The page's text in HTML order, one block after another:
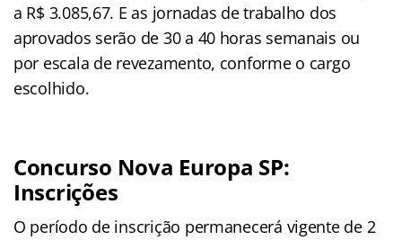
a R$ 3.085,67. E as jornadas de trabalho dos
aprovados serão de 30 a 40 horas semanais ou
por escala de revezamento, conforme o cargo
escolhido.
Concurso Nova Europa SP:
Inscrições
O período de inscrição permanecerá vigente de 2